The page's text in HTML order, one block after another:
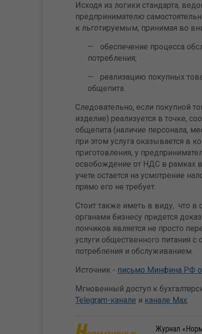
Исходя из логики стандарта,
предпринимателю
к льготируемым, принимая во
обеспечение процесса
потребления;
реализацию покупных
общепита.
Следовательно, если покупной
изделие) реализуется в точке,
общепита (наличие персонала,
при этом услуга оказывается в
приготовления, у
освобождение от НДС в рамках
учете остается на усмотрение
прямо его не требует.
Стоит также иметь в виду, что в
органами бизнесу придется
пончиков является не просто
услуги общественного питания
потребления и обслуживанием.
Источник - письмо Минфина РФ
Мгновенный доступ к
Telegram-канале и канале Max.
Журнал